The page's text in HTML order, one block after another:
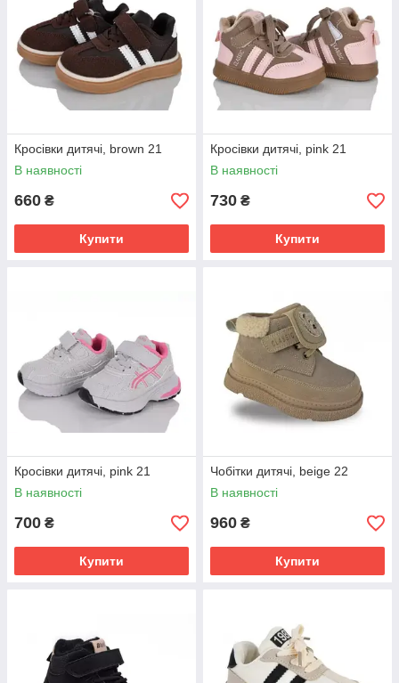
Кросівки дитячі, brown 21
В наявності
660 ₴
Купити
Кросівки дитячі, pink 21
В наявності
730 ₴
Купити
Кросівки дитячі, pink 21
В наявності
700 ₴
Купити
Чобітки дитячі, beige 22
В наявності
960 ₴
Купити